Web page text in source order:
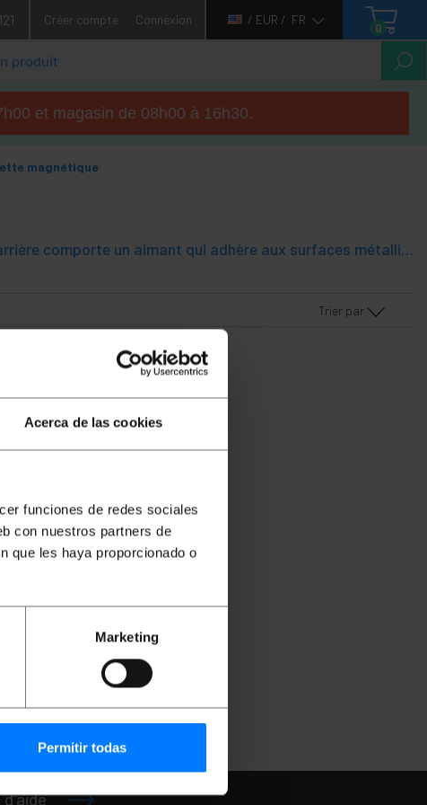
Acerca de las cookies
funciones de redes sociales
con nuestros partners de
que les haya proporcionado o
Marketing
Permitir todas
Créer compte Connexion / EUR / FR
0
et magasin de 08h00 à 16h30.
magnétique
étiquette magnétique avec cadre en plastique. Ceci est un cadre à l'arrière comporte un aimant qui adhère aux surfaces métalliques. La face avant est protégée cadre en plastique et fenêtre transparente. Le signe est inséré à l'intérieur du cadre, entre la surface arrière et la surface frontale transparente.
Trier par
REF: SY006